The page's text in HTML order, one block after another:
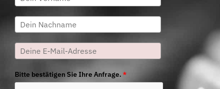
Bitte bestätigen Sie Ihre Anfrage. *